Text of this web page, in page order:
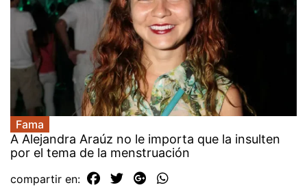
Fama
A Alejandra Araúz no le importa que la insulten
por el tema de la menstruación
compartir en: